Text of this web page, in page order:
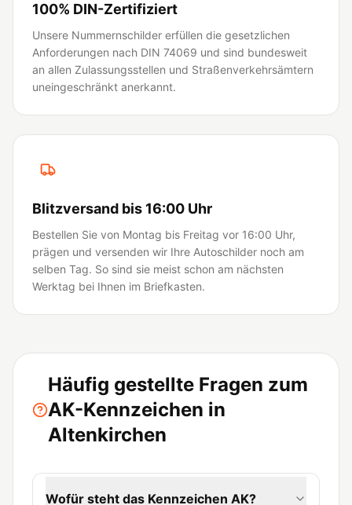
100% DIN-Zertifiziert
Unsere Nummernschilder erfüllen die gesetzlichen
Anforderungen nach DIN 74069 und sind bundesweit
an allen Zulassungsstellen und Straßenverkehrsämtern
uneingeschränkt anerkannt.
Blitzversand bis 16:00 Uhr
Bestellen Sie von Montag bis Freitag vor 16:00 Uhr,
prägen und versenden wir Ihre Autoschilder noch am
selben Tag. So sind sie meist schon am nächsten
Werktag bei Ihnen im Briefkasten.
Häufig gestellte Fragen zum
AK-Kennzeichen in
Altenkirchen
Wofür steht das Kennzeichen AK?